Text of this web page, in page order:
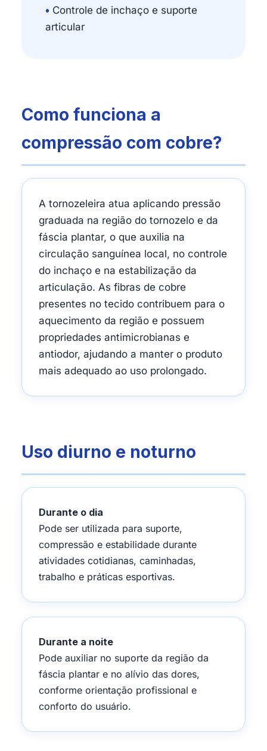
• Controle de inchaço e suporte
articular
Como funciona a
compressão com cobre?
A tornozeleira atua aplicando pressão
graduada na região do tornozelo e da
fáscia plantar, o que auxilia na
circulação sanguínea local, no controle
do inchaço e na estabilização da
articulação. As fibras de cobre
presentes no tecido contribuem para o
aquecimento da região e possuem
propriedades antimicrobianas e
antiodor, ajudando a manter o produto
mais adequado ao uso prolongado.
Uso diurno e noturno
Durante o dia
Pode ser utilizada para suporte,
compressão e estabilidade durante
atividades cotidianas, caminhadas,
trabalho e práticas esportivas.
Durante a noite
Pode auxiliar no suporte da região da
fáscia plantar e no alívio das dores,
conforme orientação profissional e
conforto do usuário.